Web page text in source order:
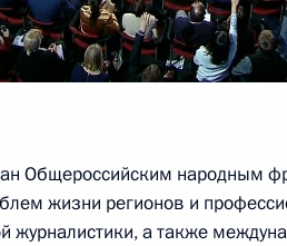
среда
в системе МВД
вторник
Общероссийским народным
жизни регионов и
журналистики, а также